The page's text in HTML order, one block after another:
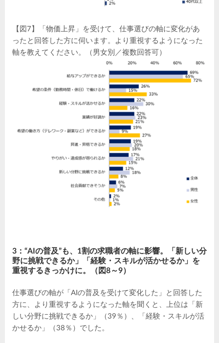
【図7】「物価上昇」を受けて、仕事選びの軸に変化があ
ったと回答した方に伺います。より重視するようになった
軸を教えてください。（男女別／複数回答可）
3：“AIの普及”も、1割の求職者の軸に影響。「新しい分
野に挑戦できるか」「経験・スキルが活かせるか」を
重視するきっかけに。（図8～9）
仕事選びの軸が「AIの普及を受けて変化した」と回答した
方に、より重視するようになった軸を聞くと、上位は「新
しい分野に挑戦できるか」（39％）、「経験・スキルが活
かせるか」（38％）でした。